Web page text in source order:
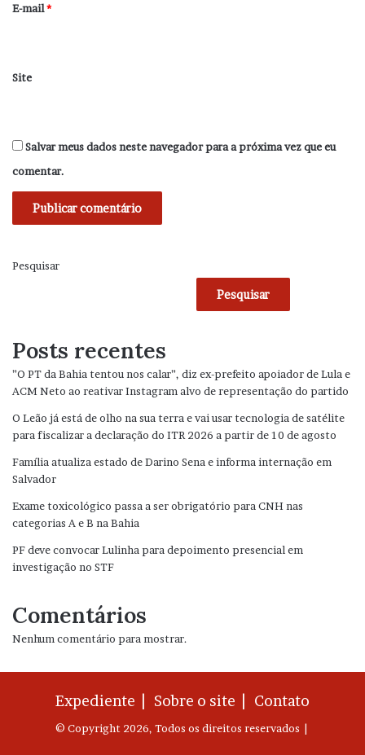
*
E-mail*
Site
Salvar meus dados neste navegador para a próxima vez que eu
comentar.
Pesquisar
Pesquisar
Posts recentes
”O PT da Bahia tentou nos calar”, diz ex-prefeito apoiador de Lula e
ACM Neto ao reativar Instagram alvo de representação do partido
O Leão já está de olho na sua terra e vai usar tecnologia de satélite
para fiscalizar a declaração do ITR 2026 a partir de 10 de agosto
Família atualiza estado de Darino Sena e informa internação em
Salvador
Exame toxicológico passa a ser obrigatório para CNH nas
categorias A e B na Bahia
PF deve convocar Lulinha para depoimento presencial em
investigação no STF
Comentários
Nenhum comentário para mostrar.
Expediente | Sobre o site | Contato
© Copyright 2026, Todos os direitos reservados |